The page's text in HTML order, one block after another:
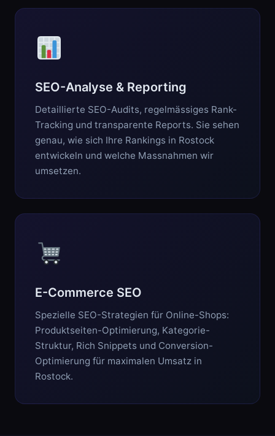
SEO-Analyse & Reporting
Detaillierte SEO-Audits, regelmässiges Rank-
Tracking und transparente Reports. Sie sehen
genau, wie sich Ihre Rankings in Rostock
entwickeln und welche Massnahmen wir
umsetzen.
E-Commerce SEO
Spezielle SEO-Strategien für Online-Shops:
Produktseiten-Optimierung, Kategorie-
Struktur, Rich Snippets und Conversion-
Optimierung für maximalen Umsatz in
Rostock.